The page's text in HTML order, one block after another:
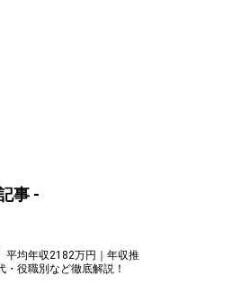
事 -
平均年収2182万円｜年収推
・役職別など徹底解説！